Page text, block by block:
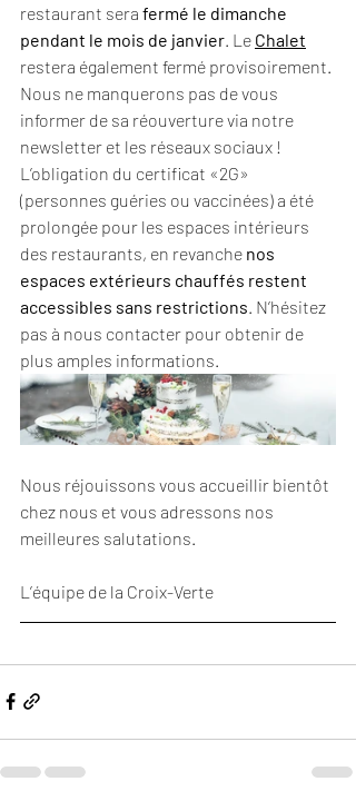
restaurant sera fermé le dimanche
pendant le mois de janvier . Le Chalet
restera également fermé provisoirement.
Nous ne manquerons pas de vous
informer de sa réouverture via notre
newsletter et les réseaux sociaux !
L’obligation du certificat «2G»
(personnes guéries ou vaccinées) a été
prolongée pour les espaces intérieurs
des restaurants, en revanche nos
espaces extérieurs chauffés restent
accessibles sans restrictions . N’hésitez
pas à nous contacter pour obtenir de
plus amples informations.
Nous réjouissons vous accueillir bientôt
chez nous et vous adressons nos
meilleures salutations.
L’équipe de la Croix-Verte